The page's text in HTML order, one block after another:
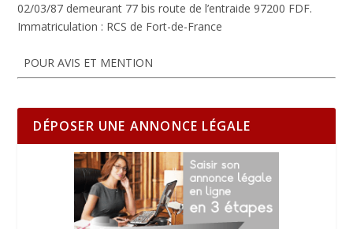
02/03/87 demeurant 77 bis route de l’entraide 97200 FDF.
Immatriculation : RCS de Fort-de-France
POUR AVIS ET MENTION
DÉPOSER UNE ANNONCE LÉGALE